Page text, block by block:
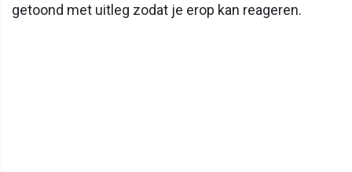
getoond met uitleg zodat je erop kan reageren.